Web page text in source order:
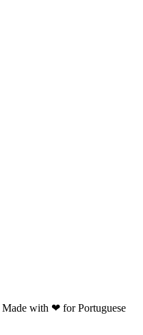
with ❤ for Portuguese